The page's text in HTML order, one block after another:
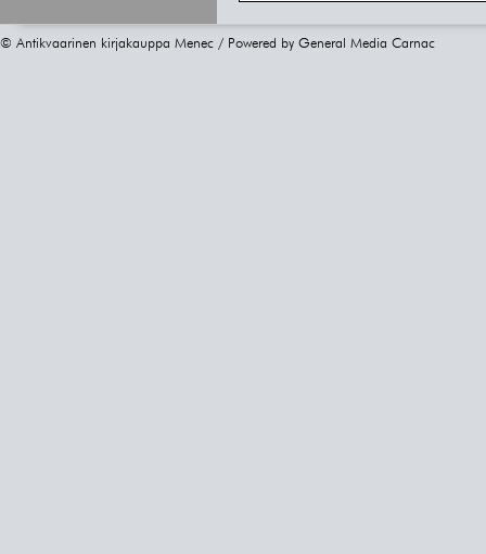
© Antikvaarinen kirjakauppa Menec / Powered by General Media Carnac